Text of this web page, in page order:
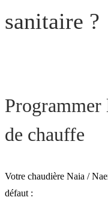
sanitaire ?
Programmer
de chauffe
Votre chaudière Naia /
défaut :